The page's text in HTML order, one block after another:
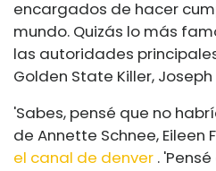
encargados de hacer
mundo. Quizás lo más
las autoridades
Golden State Killer,
'Sabes, pensé que no
de Annette Schnee, Eileen
el canal de denver .